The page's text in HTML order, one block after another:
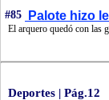
#85 Palote hizo
El arquero quedó con las
Deportes | Pág.12